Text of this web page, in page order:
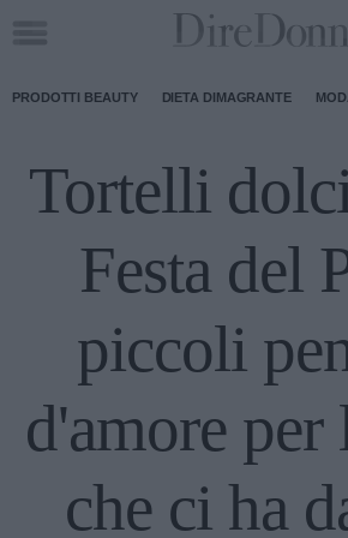
PRODOTTI BEAUTY DIETA DIMAGRANTE
Tortelli
Festa del
piccoli
d'amore per
che ci ha